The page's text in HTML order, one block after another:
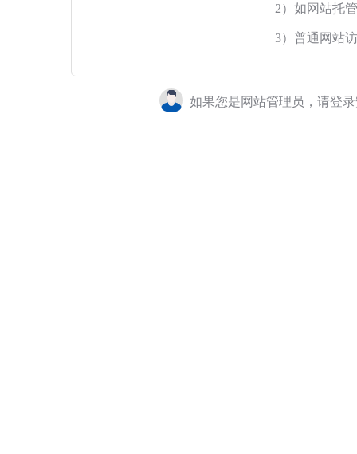
2）如网站托
3）普通网站
如果您是网站管理员，请登